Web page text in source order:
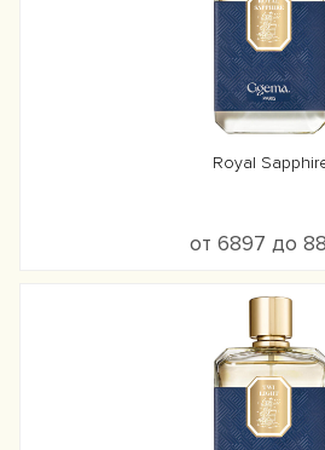
Royal
от 6897 до